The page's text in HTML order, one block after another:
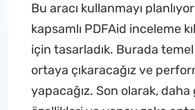
Bu aracı kullanmayı
kapsamlı PDFAid inceleme
için tasarladık. Burada
ortaya çıkaracağız ve
yapacağız. Son olarak, daha